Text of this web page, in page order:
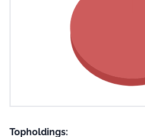
Topholdings: